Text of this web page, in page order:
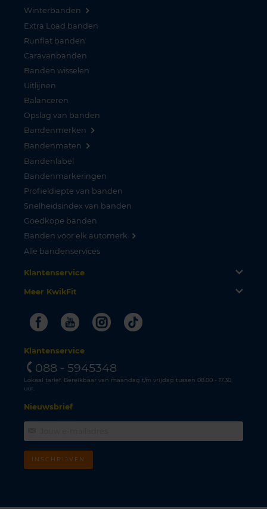
Winterbanden
Extra Load banden
Runflat banden
Caravanbanden
Banden wisselen
Uitlijnen
Balanceren
Opslag van banden
Bandenmerken
Bandenmaten
Bandenlabel
Bandenmarkeringen
Profieldiepte van banden
Snelheidsindex van banden
Goedkope banden
Banden voor elk automerk
Alle bandenservices
Klantenservice
Meer KwikFit
FacebookYoutubeInstagram
Tiktok
Klantenservice
088 - 5945348
Lokaal tarief. Bereikbaar van maandag t/m vrijdag tussen 08.00 - 17.30
uur.
Nieuwsbrief
INSCHRIJVEN